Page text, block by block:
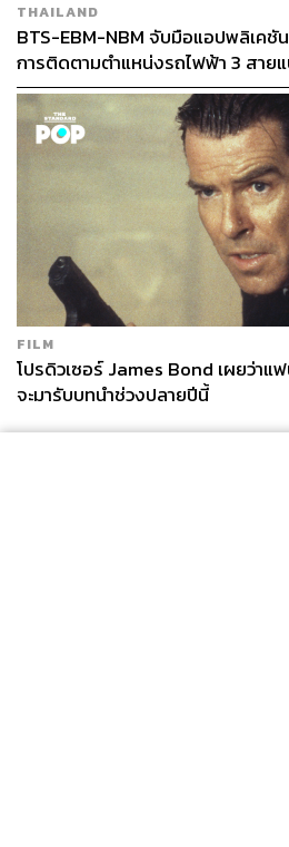
THAILAND
BTS-EBM-NBM จับมือแอปพลิเคชั
การติดตามตำแหน่งรถไฟฟ้า 3 สาย
FILM
โปรดิวเซอร์ James Bond เผยว่าแ
จะมารับบทนำช่วงปลายปีนี้